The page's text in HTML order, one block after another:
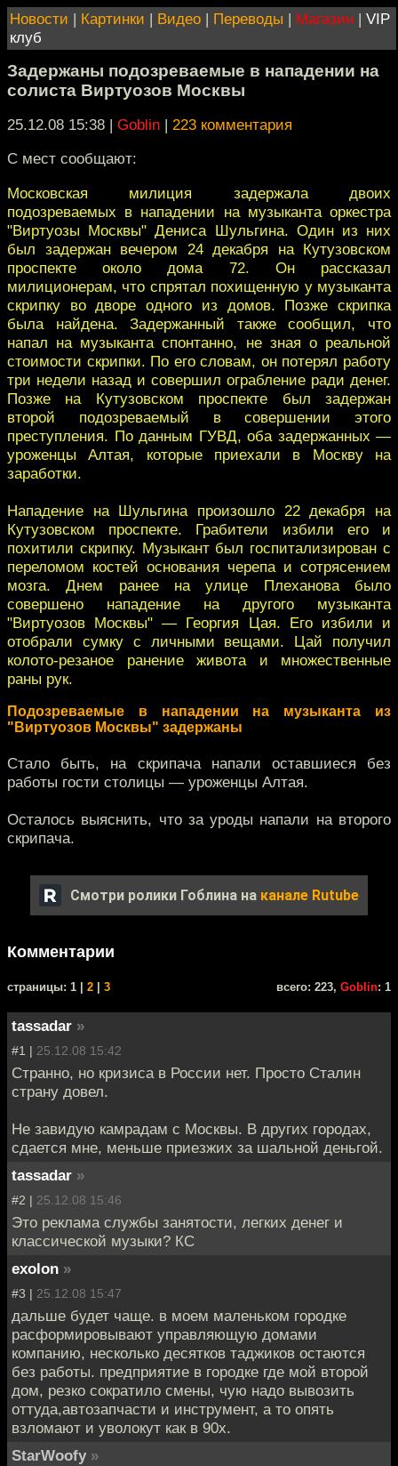
Новости | Картинки | Видео | Переводы | Магазин | VIP
клуб
Задержаны подозреваемые в нападении на
солиста Виртуозов Москвы
25.12.08 15:38 | Goblin | 223 комментария
С мест сообщают:
Московская милиция задержала двоих
подозреваемых в нападении на музыканта оркестра
"Виртуозы Москвы" Дениса Шульгина. Один из них
был задержан вечером 24 декабря на Кутузовском
проспекте около дома 72. Он рассказал
милиционерам, что спрятал похищенную у музыканта
скрипку во дворе одного из домов. Позже скрипка
была найдена. Задержанный также сообщил, что
напал на музыканта спонтанно, не зная о реальной
стоимости скрипки. По его словам, он потерял работу
три недели назад и совершил ограбление ради денег.
Позже на Кутузовском проспекте был задержан
второй подозреваемый в совершении этого
преступления. По данным ГУВД, оба задержанных —
уроженцы Алтая, которые приехали в Москву на
заработки.
Нападение на Шульгина произошло 22 декабря на
Кутузовском проспекте. Грабители избили его и
похитили скрипку. Музыкант был госпитализирован с
переломом костей основания черепа и сотрясением
мозга. Днем ранее на улице Плеханова было
совершено нападение на другого музыканта
"Виртуозов Москвы" — Георгия Цая. Его избили и
отобрали сумку с личными вещами. Цай получил
колото-резаное ранение живота и множественные
раны рук.
Подозреваемые в нападении на музыканта из
"Виртуозов Москвы" задержаны
Стало быть, на скрипача напали оставшиеся без
работы гости столицы — уроженцы Алтая.
Осталось выяснить, что за уроды напали на второго
скрипача.
Смотри ролики Гоблина на канале Rutube
Комментарии
cтраницы: 1 | 2 3 всего: 223, Goblin: 1
tassadar »
#1 | 25.12.08 15:42
Странно, но кризиса в России нет. Просто Сталин
страну довел.
Не завидую камрадам с Москвы. В других городах,
сдается мне, меньше приезжих за шальной деньгой.
tassadar »
#2 | 25.12.08 15:46
Это реклама службы занятости, легких денег и
классической музыки? КС
exolon »
#3 | 25.12.08 15:47
дальше будет чаще. в моем маленьком городке
расформировывают управляющую домами
компанию, несколько десятков таджиков остаются
без работы. предприятие в городке где мой второй
дом, резко сократило смены, чую надо вывозить
оттуда,автозапчасти и инструмент, а то опять
взломают и уволокут как в 90х.
StarWoofy »